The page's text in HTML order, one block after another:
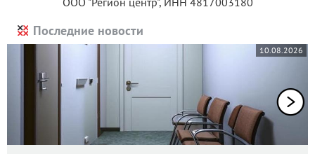
Последние новости
10.08.2026